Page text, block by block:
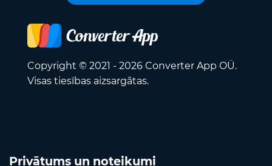
Copyright © 2021 - 2026 Converter App OÜ.
Visas tiesības aizsargātas.
Privātums un noteikumi